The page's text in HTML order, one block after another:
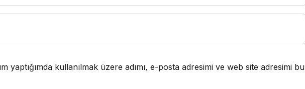
yaptığımda kullanılmak üzere adımı, e-posta adresimi ve web site adresimi bu